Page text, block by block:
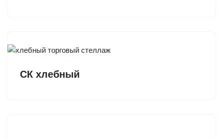
СК хлебный